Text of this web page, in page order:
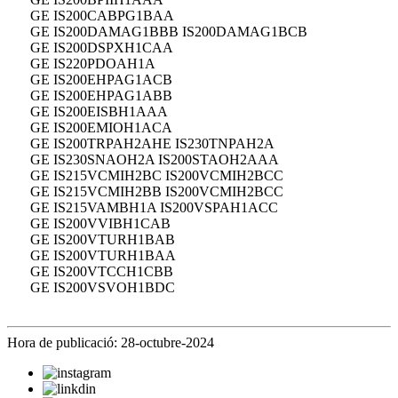
GE IS200CABPG1BAA
GE IS200DAMAG1BBB IS200DAMAG1BCB
GE IS200DSPXH1CAA
GE IS220PDOAH1A
GE IS200EHPAG1ACB
GE IS200EHPAG1ABB
GE IS200EISBH1AAA
GE IS200EMIOH1ACA
GE IS200TRPAH2AHE IS230TNPAH2A
GE IS230SNAOH2A IS200STAOH2AAA
GE IS215VCMIH2BC IS200VCMIH2BCC
GE IS215VCMIH2BB IS200VCMIH2BCC
GE IS215VAMBH1A IS200VSPAH1ACC
GE IS200VVIBH1CAB
GE IS200VTURH1BAB
GE IS200VTURH1BAA
GE IS200VTCCH1CBB
GE IS200VSVOH1BDC
Hora de publicació: 28-octubre-2024